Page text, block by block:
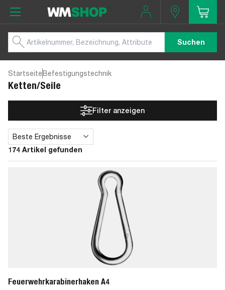
Suchen
StartseiteBefestigungstechnik
Ketten/Seile
Filter anzeigen
174 Artikel gefunden
Sortieren
Beste Ergebnisse
Feuerwehrkarabinerhaken A4